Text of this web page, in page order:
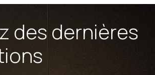
des dernières